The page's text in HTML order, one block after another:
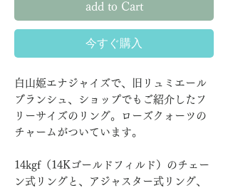
add to Cart
今すぐ購入
白山姫エナジャイズで、旧リュミエール
ブランシュ、ショップでもご紹介したフ
リーサイズのリング。ローズクォーツの
チャームがついています。
14kgf（14Kゴールドフィルド）のチェー
ン式リングと、アジャスター式リング、